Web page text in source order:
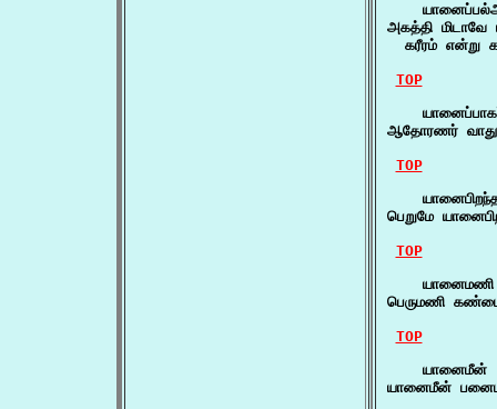
அகத்தி மிடாவே
கரீரம் என்று
TOP
ஆதோரணர்
TOP
பெறுமே
TOP
யானைமணி
பெருமணி
TOP
யானைமீன்
யானைமீன்